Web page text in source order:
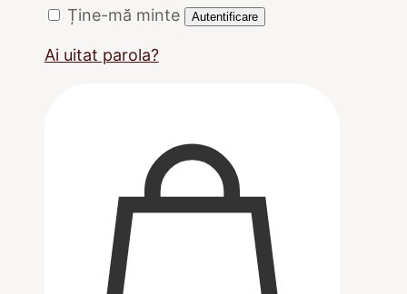
Ține-mă minte Autentificare
Ai uitat parola?